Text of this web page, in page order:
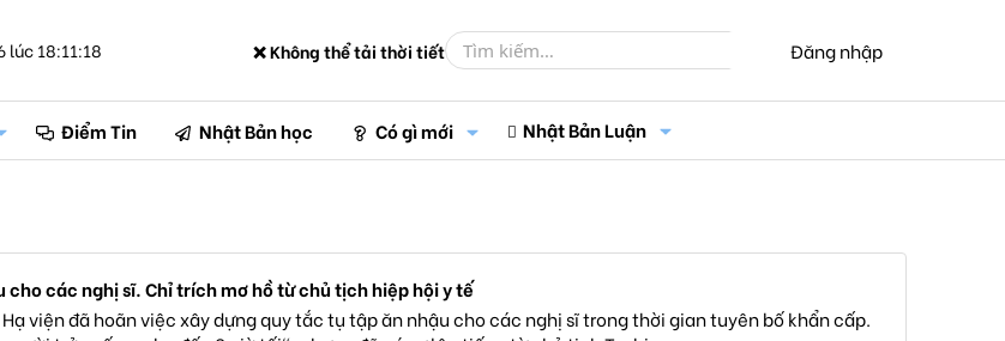
18:11:18 ❌ Không thể tải thời tiết Đăng nhập
Điểm Tin Nhật Bản học Có gì mới Nhật Bản Luận
các nghị sĩ. Chỉ trích mơ hồ từ chủ tịch hiệp hội y tế
viện đã hoãn việc xây dựng quy tắc tụ tập ăn nhậu cho các nghị sĩ trong thời gian tuyên bố khẩn cấp.